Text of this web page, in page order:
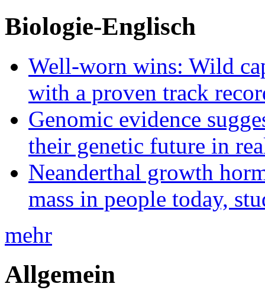
Biologie-Englisch
Well-worn wins: Wild
with a proven track
Genomic evidence
their genetic future in
Neanderthal growth
mass in people today,
mehr
Allgemein